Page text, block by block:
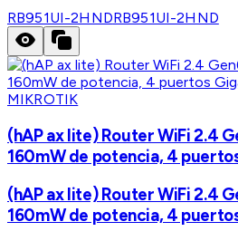
RB951UI-2HNDRB951UI-2HND
MIKROTIK
(hAP ax lite) Router WiFi 2.4
160mW de potencia, 4
(hAP ax lite) Router WiFi 2.4
160mW de potencia, 4